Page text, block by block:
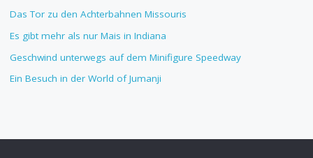
Das Tor zu den Achterbahnen Missouris
Es gibt mehr als nur Mais in Indiana
Geschwind unterwegs auf dem Minifigure Speedway
Ein Besuch in der World of Jumanji